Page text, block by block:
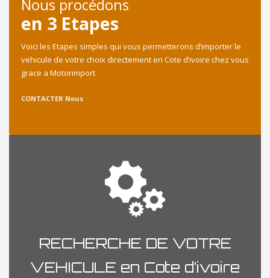
Nous procédons
en 3 Etapes
Voici les Etapes simples qui vous permetterons d’importer le
vehicule de votre choix directement en Cote d’ivoire chez vous
grace a Motorimport
CONTACTER Nous
RECHERCHE DE VOTRE
VEHICULE en Cote d’ivoire